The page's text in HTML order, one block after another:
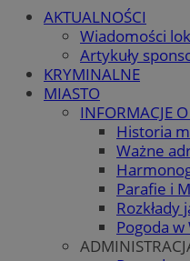
AKTUALNOŚCI
Wiadomości
Artykuły
KRYMINALNE
MIASTO
INFORMACJE
Historia
Ważne
Parafie i
Rozkłady
Pogoda w